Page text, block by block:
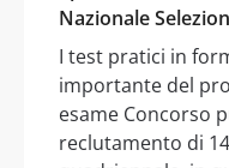
Nazionale
I test pratici in
importante del
esame Concorso
reclutamento di